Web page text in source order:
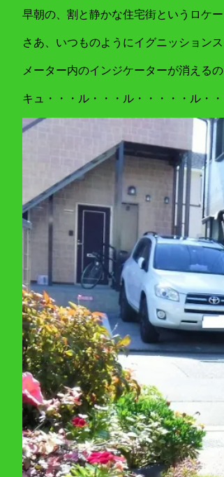
早朝の、割と静かな住宅街というロケ
さあ、いつものようにイグニッション
メーター内のインジケーターが消える
キュ・・・ル・・・ル・・・・・ル